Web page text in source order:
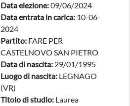
Data elezione:09/06/2024
Data entrata in carica: 10-06-
2024
Partito: FARE PER
CASTELNOVO SAN PIETRO
Data di nascita: 29/01/1995
Luogo di nascita: LEGNAGO
(VR)
Titolo di studio: Laurea